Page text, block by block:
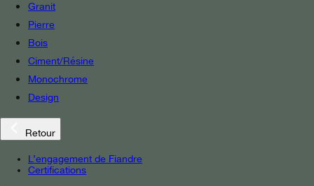
Granit
Pierre
Bois
Ciment/Résine
Monochrome
Design
Retour
L’engagement de Fiandre
Certifications